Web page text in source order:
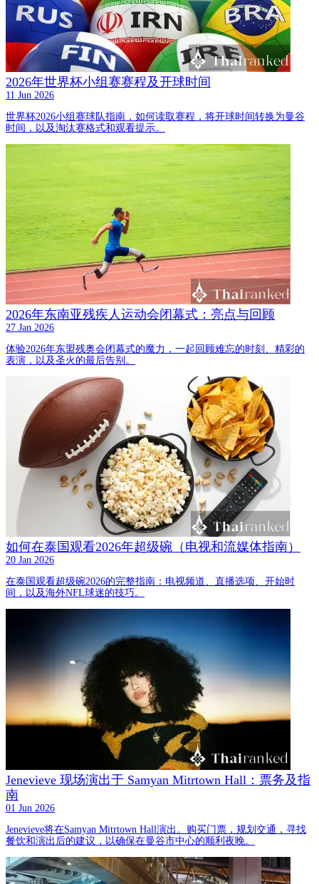
2026年世界杯小组赛赛程及开球时间
11 Jun 2026
世界杯2026小组赛球队指南，如何读取赛程，将开球时间转换为曼谷
时间，以及淘汰赛格式和观看提示。
2026年东南亚残疾人运动会闭幕式：亮点与回顾
27 Jan 2026
体验2026年东盟残奥会闭幕式的魔力，一起回顾难忘的时刻、精彩的
表演，以及圣火的最后告别。
如何在泰国观看2026年超级碗（电视和流媒体指南）
20 Jan 2026
在泰国观看超级碗2026的完整指南：电视频道、直播选项、开始时
间，以及海外NFL球迷的技巧。
Jenevieve 现场演出于 Samyan Mitrtown Hall：票务及指
南
01 Jun 2026
Jenevieve将在Samyan Mitrtown Hall演出。购买门票，规划交通，寻找
餐饮和演出后的建议，以确保在曼谷市中心的顺利夜晚。